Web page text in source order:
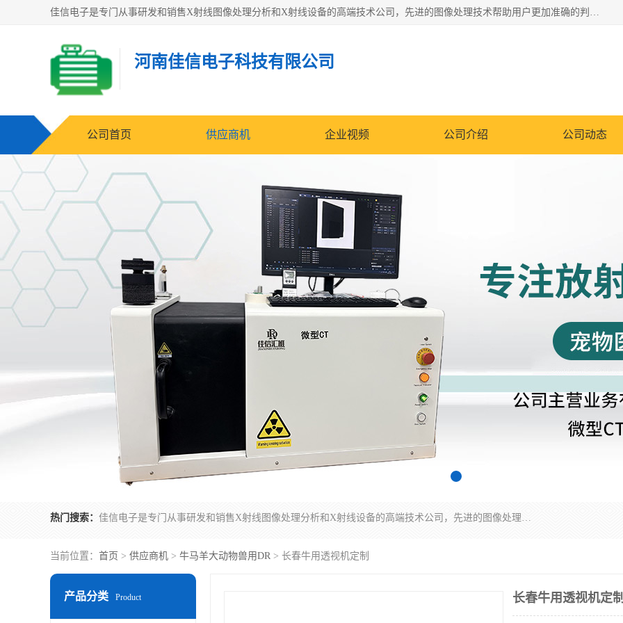
佳信电子是专门从事研发和销售X射线图像处理分析和X射线设备的高端技术公司，先进的图像处理技术帮助用户更加准确的判断图像，为科研和检测提供可靠保证，现有产品包括电力GIS探伤X射线检测系统，电力耐张线夹探伤X射线检测系统，便携式X射线，兽用图像的增强软件工具包，工业和兽用便携式DR，实验室CT，桌面CT等。
河南佳信电子科技有限公司
公司首页 供应商机 企业视频 公司介绍 公司动态
热门搜索： 佳信电子是专门从事研发和销售X射线图像处理分析和X射线设备的高端技术公司，先进的图像处理技术帮助用户更加准确的判断图像，为科研和检测提供可靠保证，现有产品包括电力GIS探伤X射线检测系统，电力耐张线夹探伤X射线检测系统，便携式X射线，兽用图像的增强软件工具包，工业和兽用便携式DR，实验室CT，桌面CT等。
当前位置： 首页 > 供应商机 > 牛马羊大动物兽用DR > 长春牛用透视机定制
产品分类 Product 长春牛用透视机定